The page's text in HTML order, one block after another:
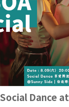
Dance